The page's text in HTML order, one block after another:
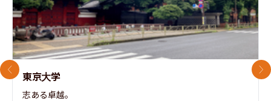
東京大学
志ある卓越。
前のスライド 次